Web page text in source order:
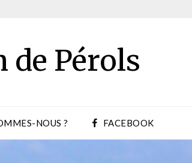
de Pérols
NOUS ? FACEBOOK